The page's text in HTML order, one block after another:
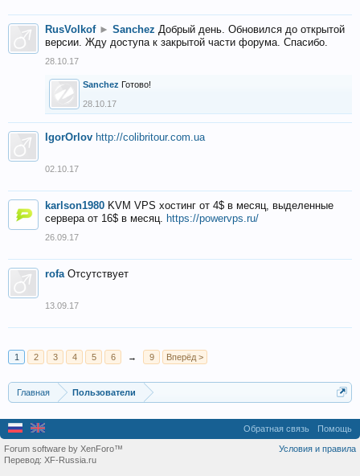
RusVolkof ► Sanchez Добрый день. Обновился до открытой
версии. Жду доступа к закрытой части форума. Спасибо.
28.10.17
Sanchez Готово!
28.10.17
IgorOrlov http://colibritour.com.ua
02.10.17
karlson1980 KVM VPS хостинг от 4$ в месяц, выделенные
сервера от 16$ в месяц. https://powervps.ru/
26.09.17
rofa Отсутствует
13.09.17
1 2 3 4 5 6 → 9 Вперёд >
Главная Пользователи
Обратная связь Помощь
Условия и правила
Forum software by XenForo™
Перевод: XF-Russia.ru